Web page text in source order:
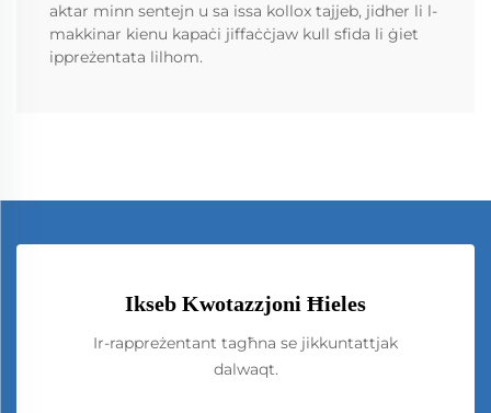
aktar minn sentejn u sa issa kollox tajjeb, jidher li l-
makkinar kienu kapaċi jiffaċċjaw kull sfida li ġiet
ippreżentata lilhom.
Ikseb Kwotazzjoni Ħieles
Ir-rappreżentant tagħna se jikkuntattjak
dalwaqt.